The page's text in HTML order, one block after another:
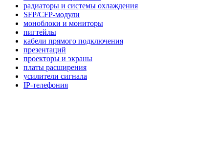
радиаторы и системы охлаждения
SFP/CFP-модули
моноблоки и мониторы
пигтейлы
кабели прямого подключения
презентаций
проекторы и экраны
платы расширения
усилители сигнала
IP-телефония